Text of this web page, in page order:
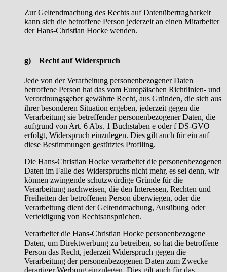
Zur Geltendmachung des Rechts auf Datenübertragbarkeit
kann sich die betroffene Person jederzeit an einen Mitarbeiter
der Hans-Christian Hocke wenden.
g) Recht auf Widerspruch
Jede von der Verarbeitung personenbezogener Daten
betroffene Person hat das vom Europäischen Richtlinien- und
Verordnungsgeber gewährte Recht, aus Gründen, die sich aus
ihrer besonderen Situation ergeben, jederzeit gegen die
Verarbeitung sie betreffender personenbezogener Daten, die
aufgrund von Art. 6 Abs. 1 Buchstaben e oder f DS-GVO
erfolgt, Widerspruch einzulegen. Dies gilt auch für ein auf
diese Bestimmungen gestütztes Profiling.
Die Hans-Christian Hocke verarbeitet die personenbezogenen
Daten im Falle des Widerspruchs nicht mehr, es sei denn, wir
können zwingende schutzwürdige Gründe für die
Verarbeitung nachweisen, die den Interessen, Rechten und
Freiheiten der betroffenen Person überwiegen, oder die
Verarbeitung dient der Geltendmachung, Ausübung oder
Verteidigung von Rechtsansprüchen.
Verarbeitet die Hans-Christian Hocke personenbezogene
Daten, um Direktwerbung zu betreiben, so hat die betroffene
Person das Recht, jederzeit Widerspruch gegen die
Verarbeitung der personenbezogenen Daten zum Zwecke